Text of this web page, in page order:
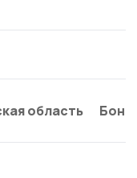
область